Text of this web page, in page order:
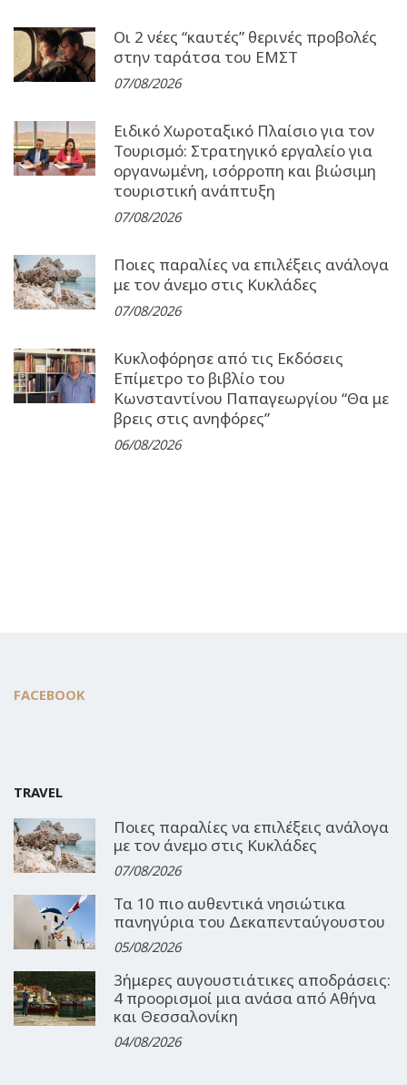
Οι 2 νέες “καυτές” θερινές προβολές
στην ταράτσα του ΕΜΣΤ
07/08/2026
Ειδικό Χωροταξικό Πλαίσιο για τον
Τουρισμό: Στρατηγικό εργαλείο για
οργανωμένη, ισόρροπη και βιώσιμη
τουριστική ανάπτυξη
07/08/2026
Ποιες παραλίες να επιλέξεις ανάλογα
με τον άνεμο στις Κυκλάδες
07/08/2026
Κυκλοφόρησε από τις Εκδόσεις
Επίμετρο το βιβλίο του
Κωνσταντίνου Παπαγεωργίου “Θα με
βρεις στις ανηφόρες”
06/08/2026
FACEBOOK
TRAVEL
Ποιες παραλίες να επιλέξεις ανάλογα
με τον άνεμο στις Κυκλάδες
07/08/2026
Τα 10 πιο αυθεντικά νησιώτικα
πανηγύρια του Δεκαπενταύγουστου
05/08/2026
3ήμερες αυγουστιάτικες αποδράσεις:
4 προορισμοί μια ανάσα από Αθήνα
και Θεσσαλονίκη
04/08/2026